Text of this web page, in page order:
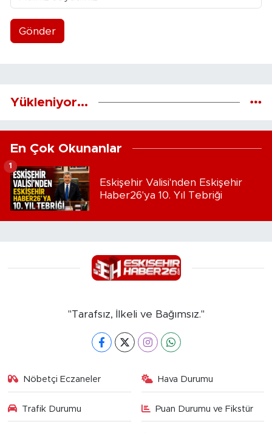
Gönder
Yükleniyor...
En Çok Okunanlar
Eskişehir Valisi'nden Eskişehir
Haber26'ya 10. Yıl Tebriği
1
"Tarafsız, İlkeli ve Bağımsız."
Nöbetçi Eczaneler Hava Durumu
Trafik Durumu Puan Durumu ve Fikstür